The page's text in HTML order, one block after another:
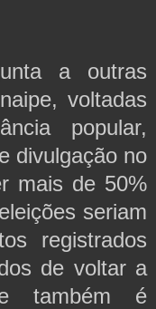
a outras
voltadas
popular,
divulgação no
mais de 50%
seriam
registrados
de voltar a
também é